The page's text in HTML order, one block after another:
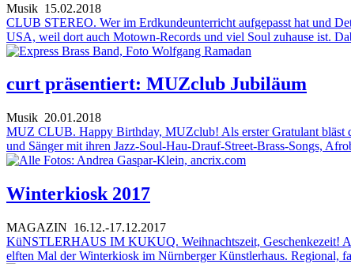
Musik 15.02.2018
CLUB STEREO. Wer im Erdkundeunterricht aufgepasst hat und
USA, weil dort auch Motown-Records und viel Soul zuhause ist.
curt präsentiert: MUZclub Jubiläum
Musik 20.01.2018
MUZ CLUB. Happy Birthday, MUZclub! Als erster Gratulant bläst
und Sänger mit ihren Jazz-Soul-Hau-Drauf-Street-Brass-Songs,
Winterkiosk 2017
MAGAZIN 16.12.-17.12.2017
KüNSTLERHAUS IM KUKUQ. Weihnachtszeit, Geschenkezeit!
elften Mal der Winterkiosk im Nürnberger Künstlerhaus. Regional,